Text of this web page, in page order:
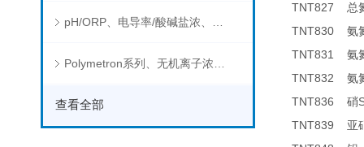
查看全部
TNT827 总
TNT830 氨
TNT831 氨
TNT832 氨
TNT836 硝
TNT839 亚